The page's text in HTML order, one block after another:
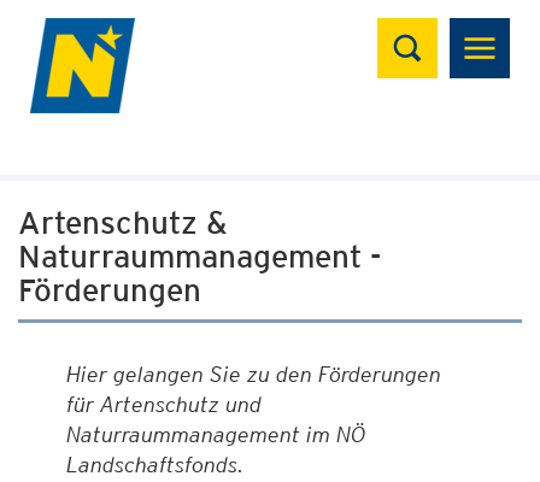
Suchen
Artenschutz &
Naturraummanagement -
Förderungen
Hier gelangen Sie zu den Förderungen
für Artenschutz und
Naturraummanagement im NÖ
Landschaftsfonds.